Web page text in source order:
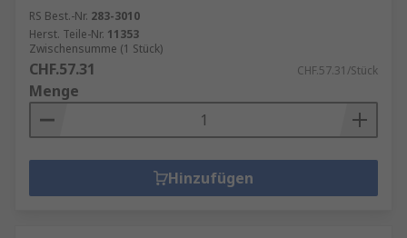
RS Best.-Nr. 283-3010
Herst. Teile-Nr. 11353
Zwischensumme (1 Stück)
CHF.57.31 CHF.57.31/Stück
Menge
Hinzufügen